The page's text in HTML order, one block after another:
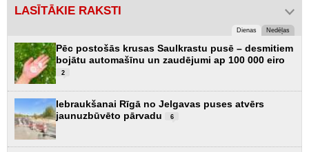
LASĪTĀKIE RAKSTI
Dienas Nedēļas
Pēc postošās krusas Saulkrastu pusē – desmitiem
bojātu automašīnu un zaudējumi ap 100 000 eiro
2
Iebraukšanai Rīgā no Jelgavas puses atvērs
jaunuzbūvēto pārvadu
6